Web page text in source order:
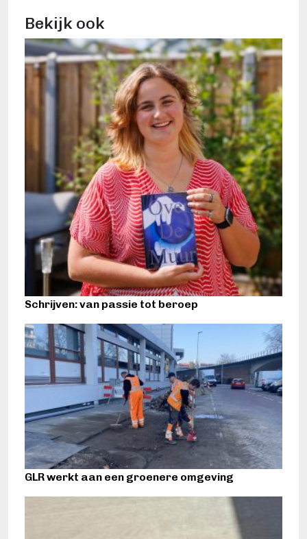
Bekijk ook
Schrijven: van passie tot beroep
GLR werkt aan een groenere omgeving